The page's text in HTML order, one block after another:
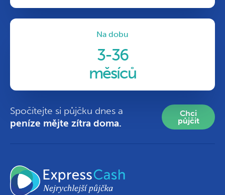
Na dobu
3-36
měsíců
Spočítejte si půjčku dnes a
peníze mějte zítra doma.
Chci
půjčit